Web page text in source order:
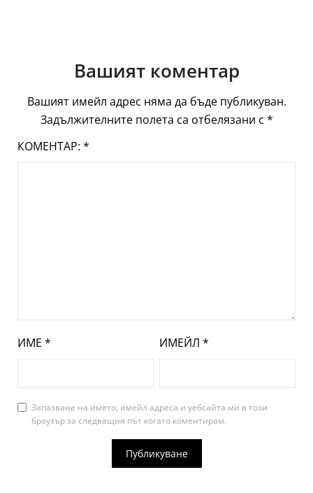
Вашият коментар
Вашият имейл адрес няма да бъде публикуван.
Задължителните полета са отбелязани с *
КОМЕНТАР: *
ИМЕ * ИМЕЙЛ *
Запазване на името, имейл адреса и уебсайта ми в този
браузър за следващия път когато коментирам.